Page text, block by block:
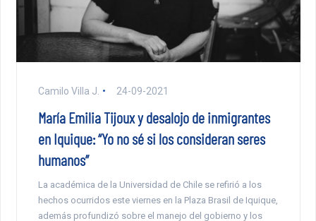
Camilo Villa J. 24-09-2021
María Emilia Tijoux y desalojo de inmigrantes
en Iquique: “Yo no sé si los consideran seres
humanos”
La académica de la Universidad de Chile se refirió a los
hechos ocurridos este viernes en la Plaza Brasil de Iquique,
además profundizó sobre el manejo del gobierno y los